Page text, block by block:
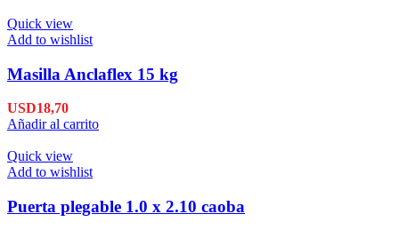
Quick view
Add to wishlist
Masilla Anclaflex 15 kg
USD18,70
Añadir al carrito
Quick view
Add to wishlist
Puerta plegable 1.0 x 2.10 caoba